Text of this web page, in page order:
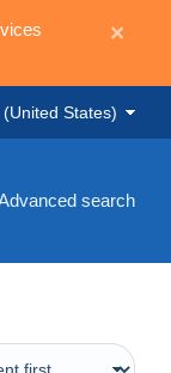
×
(United States)
search